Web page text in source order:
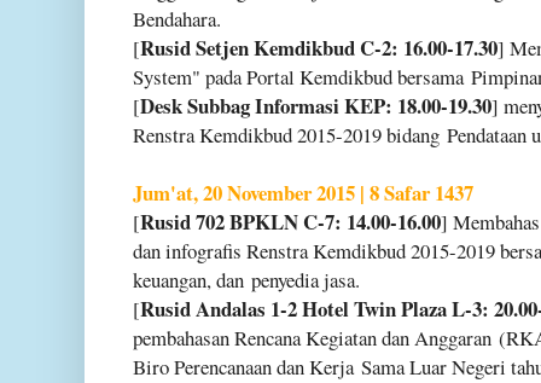
Bendahara.
[Rusid Setjen Kemdikbud C-2: 16.00-17.30]
System" pada Portal Kemdikbud bersama
[Desk Subbag Informasi KEP: 18.00-19.30]
Renstra Kemdikbud 2015-2019 bidang Pendataan
Jum'at, 20 November 2015 | 8 Safar 1437
[Rusid 702 BPKLN C-7: 14.00-16.00]
dan infografis Renstra Kemdikbud 2015-2019
keuangan, dan penyedia jasa.
[Rusid Andalas 1-2 Hotel Twin Plaza L-3:
pembahasan Rencana Kegiatan dan Anggaran
Biro Perencanaan dan Kerja Sama Luar Negeri